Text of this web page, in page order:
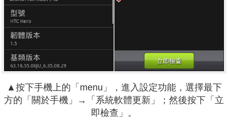
▲按下手機上的「menu」，進入設定功能，選擇最下
方的「關於手機」→「系統軟體更新」；然後按下「立
即檢查」。